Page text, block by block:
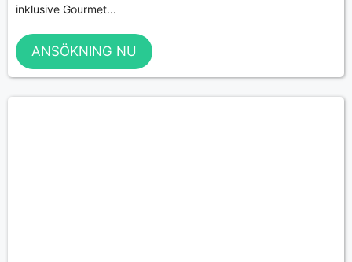
inklusive Gourmet...
ANSÖKNING NU